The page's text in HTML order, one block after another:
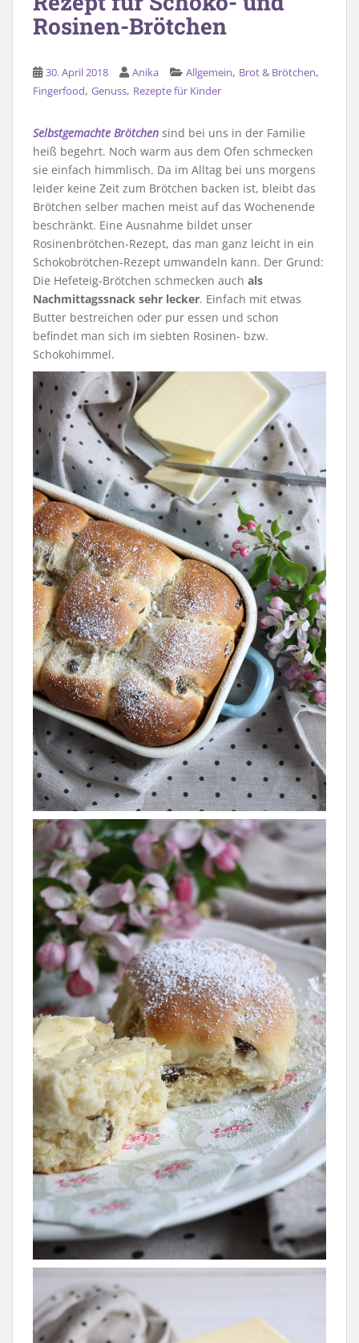
Rosinen-Brötchen
30. April 2018 Anika Allgemein, Brot & Brötchen,
Fingerfood, Genuss, Rezepte für Kinder
Selbstgemachte Brötchen sind bei uns in der Familie
heiß begehrt. Noch warm aus dem Ofen schmecken
sie einfach himmlisch. Da im Alltag bei uns morgens
leider keine Zeit zum Brötchen backen ist, bleibt das
Brötchen selber machen meist auf das Wochenende
beschränkt. Eine Ausnahme bildet unser
Rosinenbrötchen-Rezept, das man ganz leicht in ein
Schokobrötchen-Rezept umwandeln kann. Der Grund:
Die Hefeteig-Brötchen schmecken auch als
Nachmittagssnack sehr lecker. Einfach mit etwas
Butter bestreichen oder pur essen und schon
befindet man sich im siebten Rosinen- bzw.
Schokohimmel.